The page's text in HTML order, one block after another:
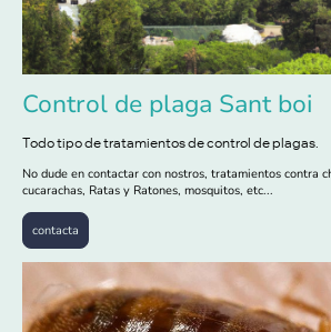
Control de plaga Sant boi
Todo tipo de tratamientos de control de plagas.
No dude en contactar con nostros, tratamientos contra
cucarachas, Ratas y Ratones, mosquitos, etc...
contacta